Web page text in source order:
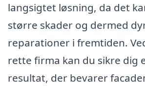
langsigtet løsning, da det
større skader og dermed
reparationer i fremtiden.
rette firma kan du sikre dig
resultat, der bevarer